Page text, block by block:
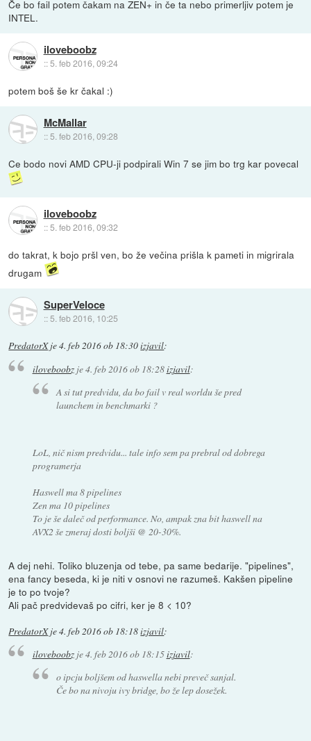
Če bo fail potem čakam na ZEN+ in če ta nebo primerljiv potem je
INTEL.
iloveboobz
::5. feb 2016, 09:24
potem boš še kr čakal :)
McMallar
:: 5. feb 2016, 09:28
Ce bodo novi AMD CPU-ji podpirali Win 7 se jim bo trg kar povecal
iloveboobz
::5. feb 2016, 09:32
do takrat, k bojo pršl ven, bo že večina prišla k pameti in migrirala
drugam
SuperVeloce
:: 5. feb 2016, 10:25
PredatorXje4. feb 2016 ob 18:30izjavil:
iloveboobzje4. feb 2016 ob 18:28izjavil:
A si tut predvidu, da bo fail v real worldu še pred
launchem in benchmarki ?
LoL, nič nism predvidu... tale info sem pa prebral od dobrega
programerja
Haswell ma 8 pipelines
Zen ma 10 pipelines
To je še daleč od performance. No, ampak zna bit haswell na
AVX2 še zmeraj dosti boljši @ 20-30%.
A dej nehi. Toliko bluzenja od tebe, pa same bedarije. "pipelines",
ena fancy beseda, ki je niti v osnovi ne razumeš. Kakšen pipeline
je to po tvoje?
Ali pač predvidevaš po cifri, ker je 8 < 10?
PredatorXje4. feb 2016 ob 18:18izjavil:
iloveboobzje4. feb 2016 ob 18:15izjavil:
o ipcju boljšem od haswella nebi preveč sanjal.
Če bo na nivoju ivy bridge, bo že lep dosežek.